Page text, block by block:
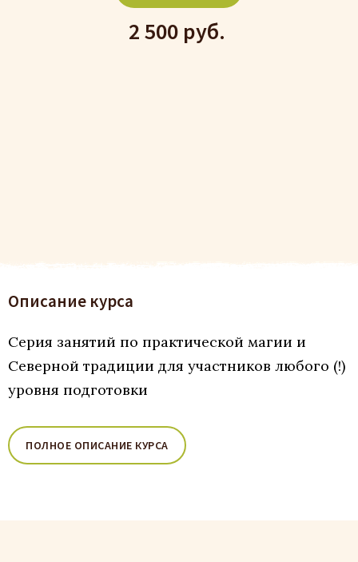
2 500 руб.
Описание курса
Серия занятий по практической магии и
Северной традиции для участников любого (!)
уровня подготовки
ПОЛНОЕ ОПИСАНИЕ КУРСА